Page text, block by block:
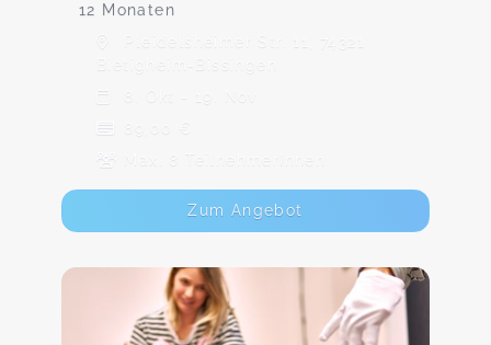
12 Monaten
Pleidelsheimer Str. 11, 74321
Bietigheim-Bissingen
8. Okt - 19. Nov
89,00 €
Max. 8 TeilnehmerInnen
Zum Angebot